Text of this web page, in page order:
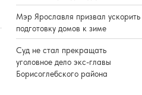
Мэр Ярославля призвал ускорить
подготовку домов к зиме
Суд не стал прекращать
уголовное дело экс-главы
Борисоглебского района